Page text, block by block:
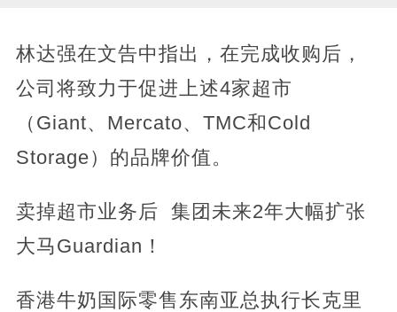
林达强在文告中指出，在完成收购后，
公司将致力于促进上述4家超市
（Giant、Mercato、TMC和Cold
Storage）的品牌价值。
卖掉超市业务后 集团未来2年大幅扩张
大马Guardian！
香港牛奶国际零售东南亚总执行长克里